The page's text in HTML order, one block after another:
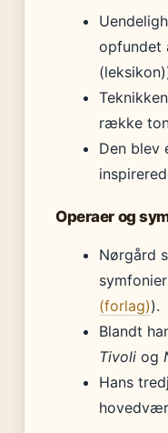
opfundet
række
Den blev
Operaer og
Nørgård
(forlag)).
Blandt
Tivoli og
Hans